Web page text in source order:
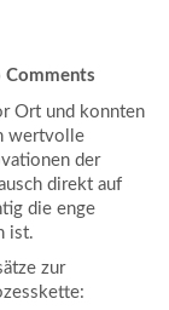
Comments
Ort und konnten
wertvolle
der
direkt auf
die enge
ist.
zur